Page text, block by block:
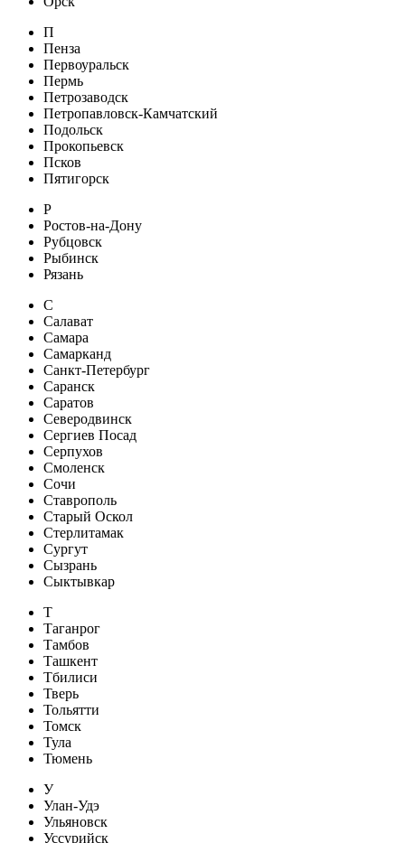
П
Пенза
Первоуральск
Пермь
Петрозаводск
Петропавловск-Камчатский
Подольск
Прокопьевск
Псков
Пятигорск
Р
Ростов-на-Дону
Рубцовск
Рыбинск
Рязань
С
Салават
Самара
Самарканд
Санкт-Петербург
Саранск
Саратов
Северодвинск
Сергиев Посад
Серпухов
Смоленск
Сочи
Ставрополь
Старый Оскол
Стерлитамак
Сургут
Сызрань
Сыктывкар
Т
Таганрог
Тамбов
Ташкент
Тбилиси
Тверь
Тольятти
Томск
Тула
Тюмень
У
Улан-Удэ
Ульяновск
Уссурийск